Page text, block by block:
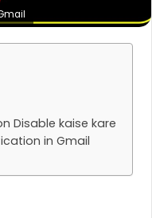
Disable kaise kare
in Gmail